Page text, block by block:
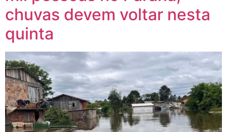
chuvas devem voltar nesta
quinta